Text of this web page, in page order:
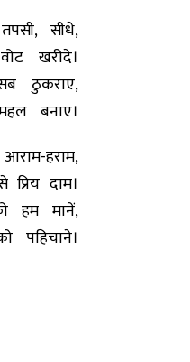
सीधे,
खरीदे।
ठुकराए,
बनाए।
हराम,
दाम।
हम मानें,